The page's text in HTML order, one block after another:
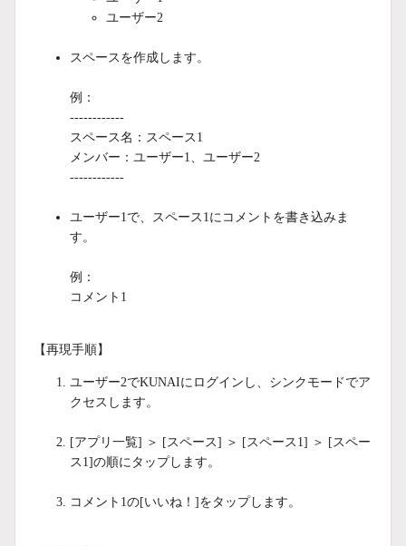
ユーザー2
スペースを作成します。
例：
------------
スペース名：スペース1
メンバー：ユーザー1、ユーザー2
------------
ユーザー1で、スペース1にコメントを書き込みま
す。
例：
コメント1
【再現手順】
ユーザー2でKUNAIにログインし、シンクモードでア
クセスします。
[アプリ一覧] ＞ [スペース] ＞ [スペース1] ＞ [スペー
ス1]の順にタップします。
コメント1の[いいね！]をタップします。